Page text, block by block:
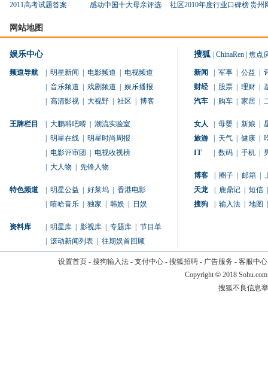
2011高考试题答案
感动中国十大母亲评选 社区2010年度行业口碑榜贵州
网站地图
娱乐中心
频道导航 明星新闻 电影频道
电视频道
音乐频道 戏剧频道
娱乐播报
高清影视 大视野 社区 博客
王牌栏目 大鹏嘚吧嘚
潮流实验室
明星在线
明星时尚周报
电影评审团
电视收视榜
大人物 先锋人物
特色频道 明星公益 好莱坞
香港电影
嘻哈音乐 独家 韩娱 日娱
资料库 明星库 影视库 专题库
节目单
滚动新闻列表 往期娱首回顾
搜狐 ChinaRen 焦点
新闻 军事 公益
财经
股票 理财
汽车
购车 家居
女人 母婴 新娘
旅游
天气 健康
IT
数码 手机
博客 圈子 邮箱
天龙
鹿鼎记 短信
搜狗
输入法 地图
设置首页- 搜狗输入法- 支付中心- 搜狐招聘- 广告服务 - 客服中心
Copyright © 2018
搜狐不良信息